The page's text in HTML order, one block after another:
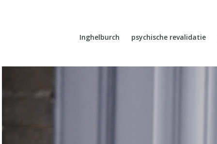
Inghelburch psychische revalidatie